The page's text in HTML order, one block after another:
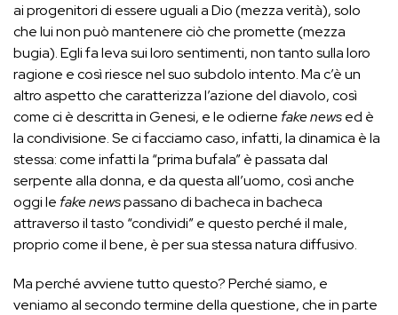
ai progenitori di essere uguali a Dio (mezza verità), solo
che lui non può mantenere ciò che promette (mezza
bugia). Egli fa leva sui loro sentimenti, non tanto sulla loro
ragione e così riesce nel suo subdolo intento. Ma c’è un
altro aspetto che caratterizza l’azione del diavolo, così
come ci è descritta in Genesi, e le odierne fake newsed è
la condivisione. Se ci facciamo caso, infatti, la dinamica è la
stessa: come infatti la “prima bufala” è passata dal
serpente alla donna, e da questa all’uomo, così anche
oggi le fake newspassano di bacheca in bacheca
attraverso il tasto “condividi” e questo perché il male,
proprio come il bene, è per sua stessa natura diffusivo.
Ma perché avviene tutto questo? Perché siamo, e
veniamo al secondo termine della questione, che in parte